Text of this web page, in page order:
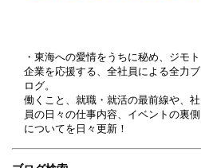
・東海への愛情をうちに秘め、ジモト
企業を応援する、全社員による全力ブ
ログ。
働くこと、就職・就活の最前線や、社
員の日々の仕事内容、イベントの裏側
についてを日々更新！